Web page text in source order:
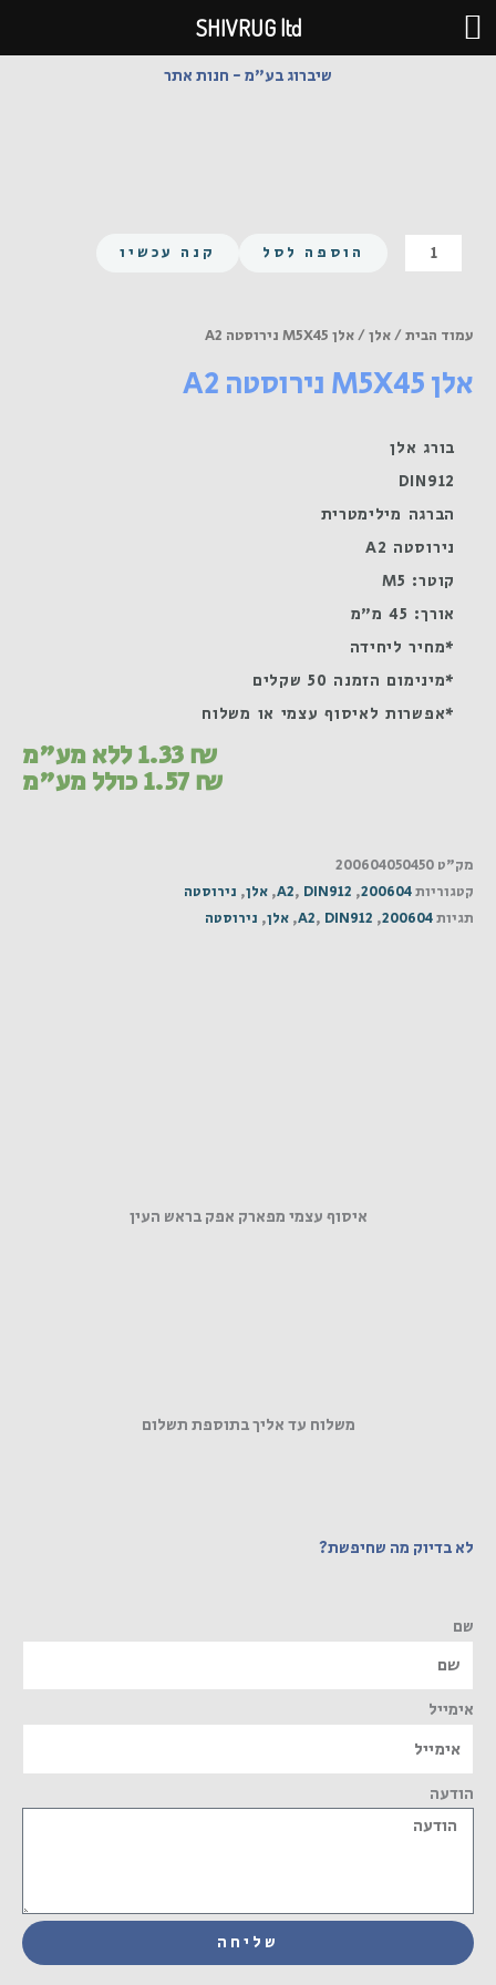
דילוג
לתוכן
שיברוג בע"מ - חנות אתר
כמות
של
A2
הוספה לסל קנה עכשיו
עמוד הבית/אלן/ אלן M5X45 נירוסטה A2
אלן M5X45 נירוסטה A2
בורג אלן
DIN912
הברגה מילימטרית
נירוסטה A2
קוטר: M5
אורך: 45 מ"מ
*מחיר ליחידה
*מינימום הזמנה 50 שקלים
*אפשרות לאיסוף עצמי או משלוח
1.33₪ ללא מע"מ
1.57₪ כולל מע"מ
מק"ט 200604050450
קטגוריות200604
,
A2, DIN912
, אלן, נירוסטה
תגיות200604
,
A2, DIN912
, אלן, נירוסטה
איסוף עצמי מפארק אפק בראש העין
משלוח עד אליך בתוספת תשלום
לא בדיוק מה שחיפשת?
שם
אימייל
הודעה
שליחה
SHIVRUG ltd